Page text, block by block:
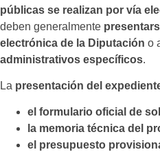
públicas se realizan por vía
deben generalmente
electrónica de la Diputación o
administrativos específicos.
La presentación del
el formulario oficial de
la memoria técnica del
el presupuesto